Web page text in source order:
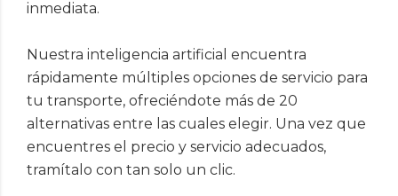
inmediata.
Nuestra inteligencia artificial encuentra
rápidamente múltiples opciones de servicio para
tu transporte, ofreciéndote más de 20
alternativas entre las cuales elegir. Una vez que
encuentres el precio y servicio adecuados,
tramítalo con tan solo un clic.